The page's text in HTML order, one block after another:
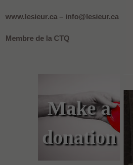
www.lesieur.ca – info@lesieur.ca
Membre de la CTQ
Make a
donation